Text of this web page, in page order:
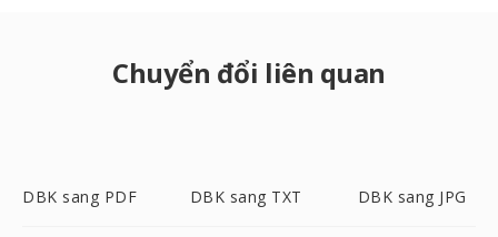
Chuyển đổi liên quan
DBK sang PDF DBK sang TXT DBK sang JPG